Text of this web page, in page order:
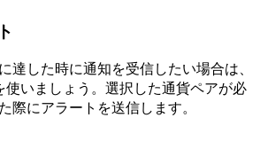
達した時に通知を受信したい場合は、
いましょう。選択した通貨ペアが必
際にアラートを送信します。